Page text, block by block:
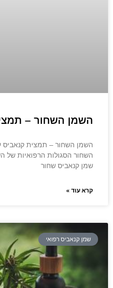
השמן השחור –
השמן השחור – תמצית קנאביס
השחור הסגולות הרפואיות של
שמן קנאביס שחור
קרא עוד »
שמן קנאביס רפואי